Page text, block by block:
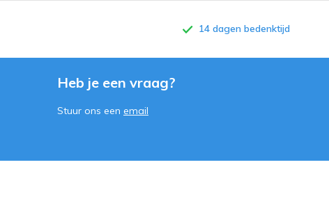
14 dagen bedenktijd
Heb je een vraag?
Stuur ons een email